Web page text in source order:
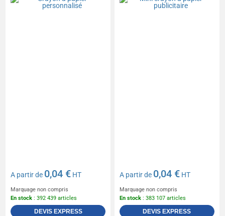
A partir de 0,04 € HT
Marquage non compris
En stock : 392 439 articles
DEVIS EXPRESS
A partir de 0,04 € HT
Marquage non compris
En stock : 383 107 articles
DEVIS EXPRESS